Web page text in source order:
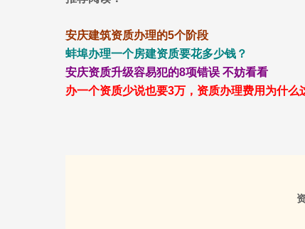
安庆建筑资质办理的5个阶段
蚌埠办理一个房建资质要花多少钱？
安庆资质升级容易犯的8项错误 不妨看看
办一个资质少说也要3万，资质办理费用为什么